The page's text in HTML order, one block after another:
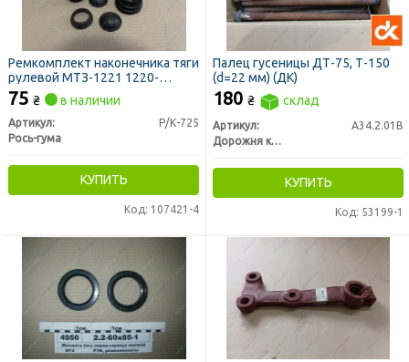
Ремкомплект наконечника тяги
рулевой МТЗ-1221 1220-
3003010 (без пальца) (пр-во
Рось-Гума)
75 ₴ в наличии
Артикул:
Р/К-725
Рось-гума
КУПИТЬ
Код: 107421-4
Палец гусеницы ДТ-75, Т-150
(d=22 мм) (ДК)
180 ₴ склад
Артикул:
А34.2.01В
Дорожня карта
КУПИТЬ
Код: 53199-1